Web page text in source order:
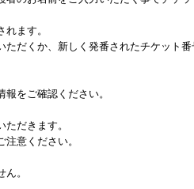
ます。
だくか、新しく発番されたチケット番
をご確認ください。
だきます。
意ください。
。